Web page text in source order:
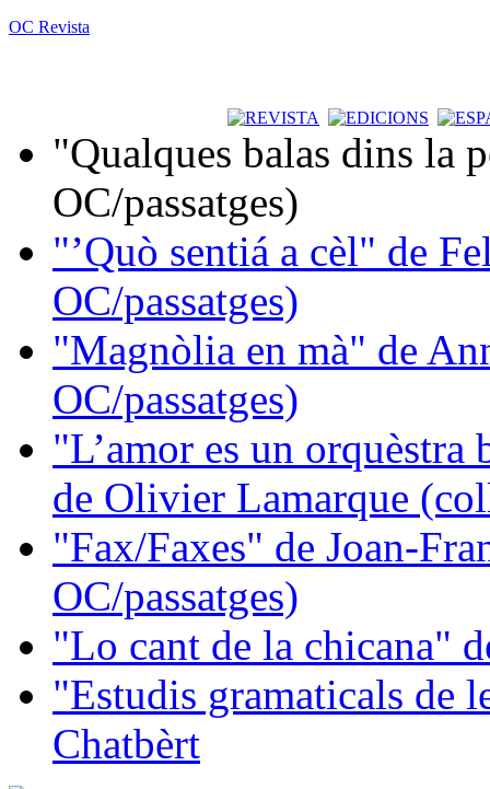
OC Revista
"Qualques balas dins la
OC/passatges)
"’Quò sentiá a cèl" de
OC/passatges)
"Magnòlia en mà" de
OC/passatges)
"L’amor es un orquèstra
de Olivier Lamarque
"Fax/Faxes" de Joan-
OC/passatges)
"Lo cant de la chicana"
"Estudis gramaticals de
Chatbèrt